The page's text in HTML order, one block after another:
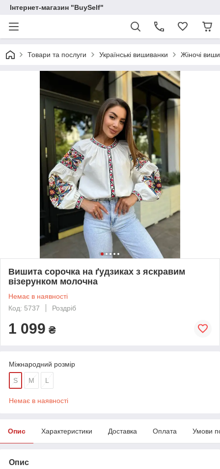
Інтернет-магазин "BuySelf"
Товари та послуги Українські вишиванки Жіночі
Вишита сорочка на ґудзиках з яскравим
візерунком молочна
Немає в наявності
Код: 5737
Роздріб
1 099 ₴
Міжнародний розмір
S M L
Немає в наявності
Опис Характеристики Доставка Оплата Умови
Опис